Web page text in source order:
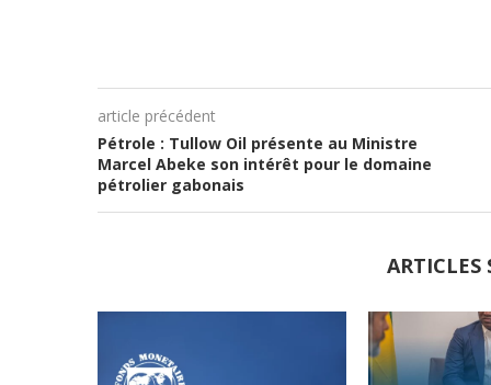
article précédent
Pétrole : Tullow Oil présente au Ministre
Marcel Abeke son intérêt pour le domaine
pétrolier gabonais
ARTICLES